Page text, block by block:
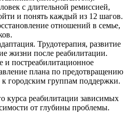
с длительной ремиссией,
и понять каждый из 12 шагов.
отношений в семье,
Трудотерапия, развитие
жизни после реабилитации.
и постреабилитационное
плана по предотвращению
городским группам поддержки.
курса реабилитации зависимых
от глубины проблемы.